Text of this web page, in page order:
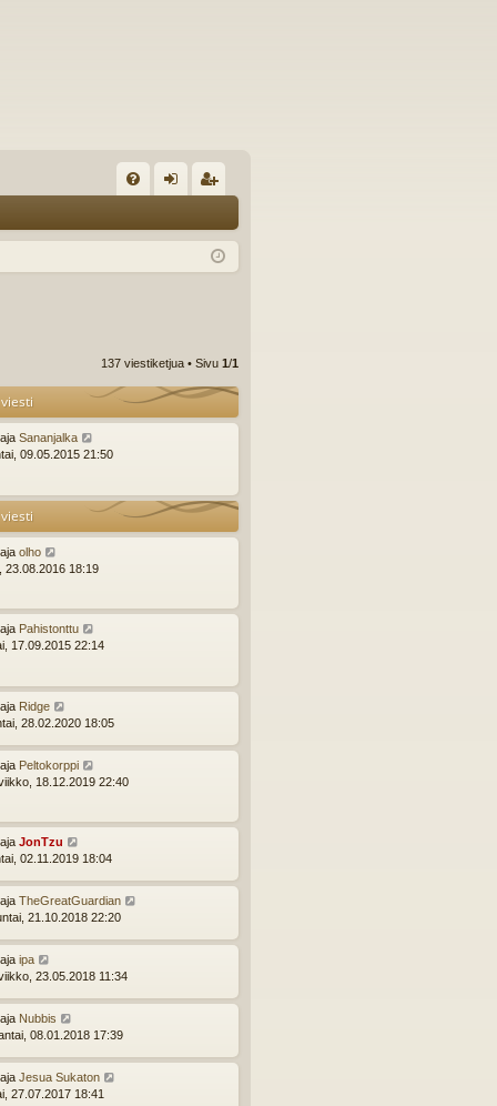
K au ist
137 viestiketjua • Sivu 1/1
Sananjalka
09.05.2015 21:50
olho
23.08.2016 18:19
Pahistonttu
17.09.2015 22:14
Ridge
28.02.2020 18:05
Peltokorppi
18.12.2019 22:40
JonTzu
02.11.2019 18:04
TheGreatGuardian
21.10.2018 22:20
ipa
23.05.2018 11:34
Nubbis
08.01.2018 17:39
Jesua Sukaton
27.07.2017 18:41